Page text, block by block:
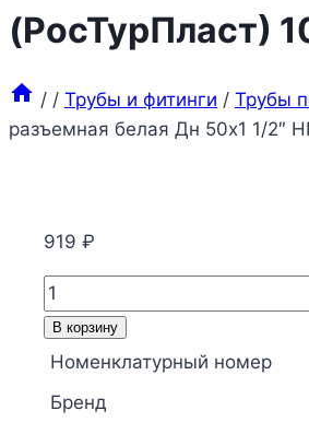
(РосТурПласт)
/ / Трубы и фитинги / Трубы
разъемная белая Дн 50х1 1/2″
919 ₽
Количество
товара
R
В корзину
Номенклатурный номер
Бренд